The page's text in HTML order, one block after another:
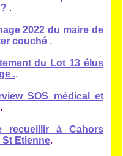
.
2022 du maire de
couché .
du Lot 13 élus
..
SOS médical et
.
recueillir à Cahors
Etienne.